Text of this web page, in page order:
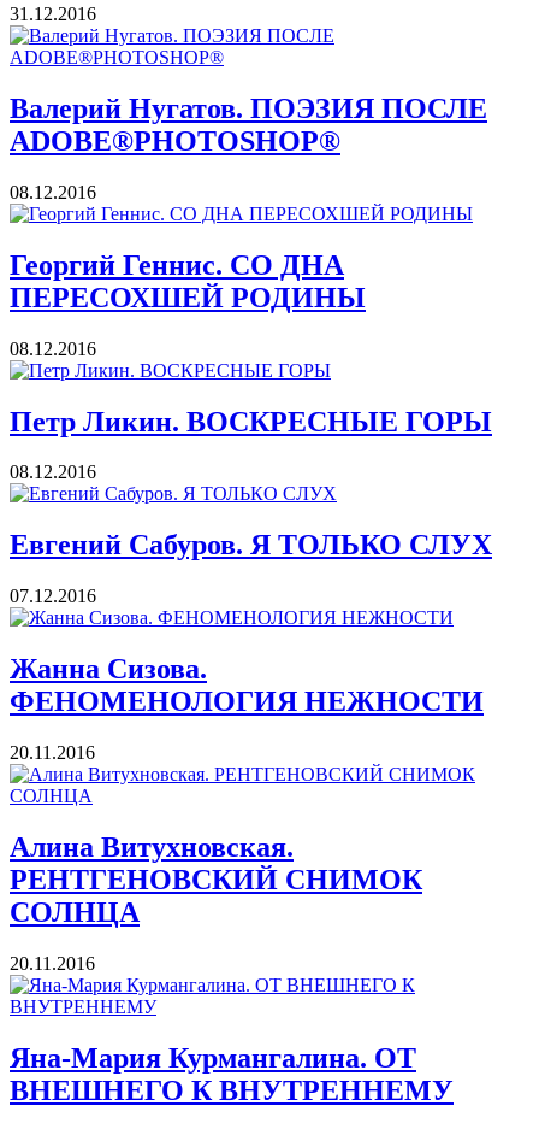
31.12.2016
Валерий Нугатов. ПОЭЗИЯ ПОСЛЕ
АDOBE®PHOTOSHOP®
08.12.2016
Георгий Геннис. СО ДНА
ПЕРЕСОХШЕЙ РОДИНЫ
08.12.2016
Петр Ликин. ВОСКРЕСНЫЕ ГОРЫ
08.12.2016
Евгений Сабуров. Я ТОЛЬКО СЛУХ
07.12.2016
Жанна Сизова.
ФЕНОМЕНОЛОГИЯ НЕЖНОСТИ
20.11.2016
Алина Витухновская.
РЕНТГЕНОВСКИЙ СНИМОК
СОЛНЦА
20.11.2016
Яна-Мария Курмангалина. ОТ
ВНЕШНЕГО К ВНУТРЕННЕМУ